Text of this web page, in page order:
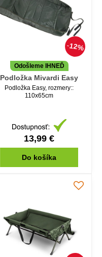
12%
Odošleme IHNEĎ
Podložka Mivardi Easy
Podložka Easy, rozmery::
110x65cm
13,99 €
Do košíka